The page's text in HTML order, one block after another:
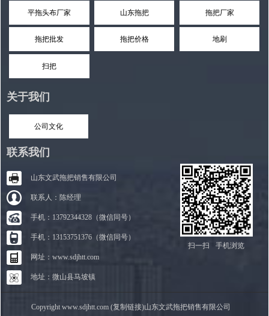
平拖头布厂家 山东拖把 拖把厂家
拖把批发 拖把价格 地刷
扫把
关于我们
公司文化
联系我们
山东文武拖把销售有限公司
联系人：陈经理
手机：13792344328（微信同号）
手机：13153751376（微信同号）
网址：www.sdjhtt.com
地址：微山县马坡镇
扫一扫 手机浏览
Copyright www.sdjhtt.com (复制链接)山东文武拖把销售有限公司